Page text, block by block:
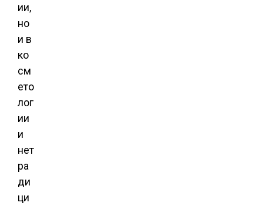
ии,
но
и в
ко
см
ето
лог
ии
и
нет
ра
ди
ци